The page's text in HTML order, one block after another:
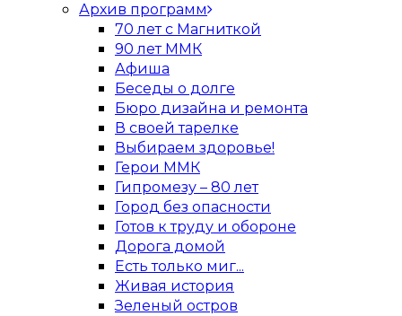
Архив программ
70 лет с Магниткой
90 лет ММК
Афиша
Беседы о долге
Бюро дизайна и ремонта
В своей тарелке
Выбираем здоровье!
Герои ММК
Гипромезу – 80 лет
Город без опасности
Готов к труду и обороне
Дорога домой
Есть только миг...
Живая история
Зеленый остров